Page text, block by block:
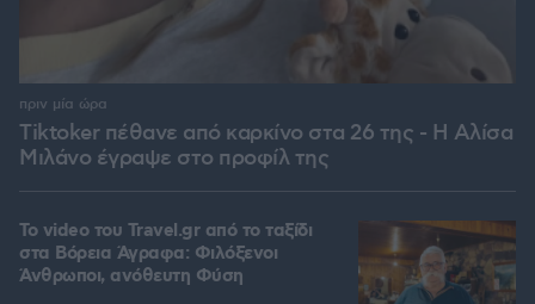
Tiktoker πέθανε από καρκίνο στα 26 της - Η Αλίσα
Μιλάνο έγραψε στο προφίλ της
πριν μία ώρα
To video του Travel.gr από το ταξίδι
στα Βόρεια Άγραφα: Φιλόξενοι
Άνθρωποι, ανόθευτη Φύση